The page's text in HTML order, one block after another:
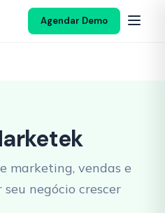
Agendar Demo
marketing, vendas e
negócio crescer